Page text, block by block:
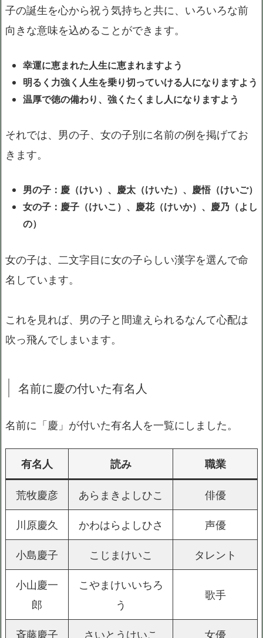
子の誕生を心から祝う気持ちと共に、いろいろな前
向きな意味を込めることができます。
幸運に恵まれた人生に恵まれますよう
明るく力強く人生を乗り切っていける人になりますよう
温厚で徳の備わり、強くたくまし人になりますよう
それでは、男の子、女の子別に名前の例を掲げてお
きます。
男の子：慶（けい）、慶太（けいた）、慶悟（けいご）
女の子：慶子（けいこ）、慶花（けいか）、慶乃（よし
の）
女の子は、二文字目に女の子らしい漢字を選んで命
名しています。
これを見れば、男の子と間違えられるなんて心配は
吹っ飛んでしまいます。
名前に慶の付いた有名人
名前に「慶」が付いた有名人を一覧にしました。
有名人 読み 職業
荒牧慶彦 あらまきよしひこ 俳優
川原慶久 かわはらよしひさ 声優
小島慶子 こじまけいこ タレント
小山慶一
郎
こやまけいいちろ
う
歌手
斉藤慶子 さいとうけいこ 女優